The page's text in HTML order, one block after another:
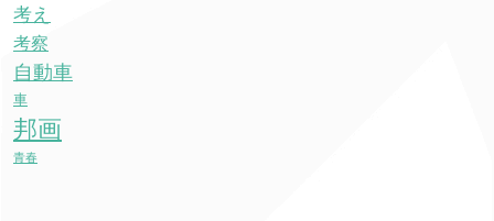
考え
考察
自動車
車
邦画
青春